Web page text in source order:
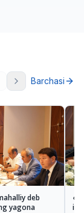
Barchasi
deb
yagona